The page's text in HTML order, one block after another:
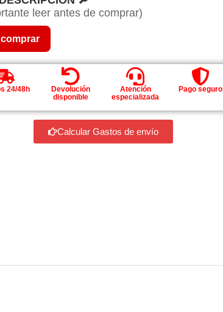
leer antes de comprar)
comprar
24/48h
Devolución
disponible
Atención
especializada
Pago seguro
Calcular Gastos de envío